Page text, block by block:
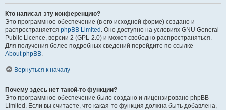
Кто написал эту конференцию?
Это программное обеспечение (в его исходной форме) создано и
распространяется phpBB Limited . Оно доступно на условиях GNU General
Public Licence, версии 2 (GPL-2.0) и может свободно распространяться.
Для получения более подробных сведений перейдите по ссылке
About phpBB.
Вернуться к началу
Почему здесь нет такой-то функции?
Это программное обеспечение было создано и лицензировано phpBB
Limited. Если вы считаете, что какая-то функция должна быть добавлена,